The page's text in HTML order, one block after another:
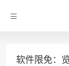
软件限免：